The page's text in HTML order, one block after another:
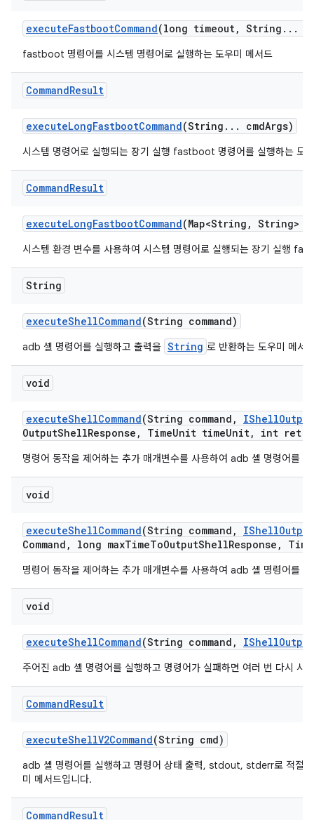
executeFastbootCommand(long timeout, String . . .
fastboot 명령어를 시스템 명령어로 실행하는 도우미 메서드
CommandResult
executeLongFastbootCommand(String . . . cmdArgs)
시스템 명령어로 실행되는 장기 실행 fastboot 명령어를 실행하는 도
CommandResult
executeLongFastbootCommand(Map<String , String>
시스템 환경 변수를 사용하여 시스템 명령어로 실행되는 장기 실행
String
executeShellCommand(String command)
adb 셸 명령어를 실행하고 출력을 String 로 반환하는 도우미 메서
void
executeShellCommand(String command , IShellOutput
OutputShellResponse , TimeUnit timeUnit, int retry
명령어 동작을 제어하는 추가 매개변수를 사용하여 adb 셸 명령어를
void
executeShellCommand(String command , IShellOutput
Command , long maxTimeToOutputShellResponse , Time
명령어 동작을 제어하는 추가 매개변수를 사용하여 adb 셸 명령어를
void
executeShellCommand(String command , IShellOutput
주어진 adb 셸 명령어를 실행하고 명령어가 실패하면 여러 번 다시 시
CommandResult
executeShellV2Command(String cmd)
adb 셸 명령어를 실행하고 명령어 상태 출력, stdout, stderr로 적절
미 메서드입니다.
CommandResult